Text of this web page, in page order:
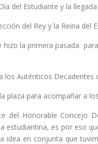
del Estudiante y la
del Rey y la Reina del
la primera pasada
Auténticos
plaza para acompañar a
del Honorable Concejo
es por eso
en conjunta que